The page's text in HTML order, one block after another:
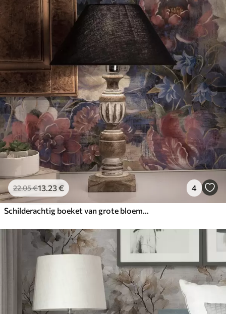
22.05€13.23€ 4
Schilderachtig boeket van grote bloemen op een diepe indigo achtergrond